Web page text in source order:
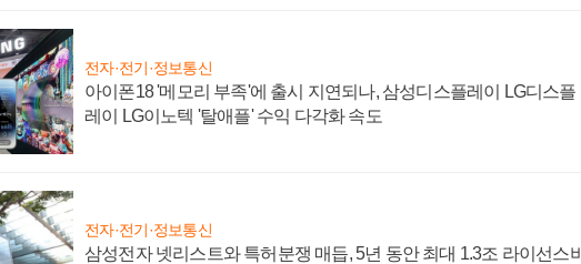
전자·전기·정보통신
아이폰18 '메모리 부족'에 출시 지연되나, 삼성디스플레이 LG디스플
레이 LG이노텍 '탈애플' 수익 다각화 속도
전자·전기·정보통신
삼성전자 넷리스트와 특허분쟁 매듭, 5년 동안 최대 1.3조 라이선스비